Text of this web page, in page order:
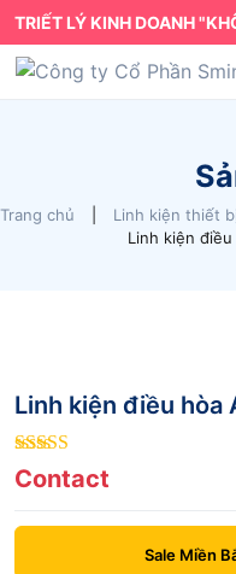
TRIẾT LÝ KINH DOANH
Trang chủ Linh kiện thiết
Linh kiện điều
Linh kiện điều hòa
9out of 5
Contact
Sale Miền